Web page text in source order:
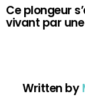
Ce plongeur
vivant par
Written by